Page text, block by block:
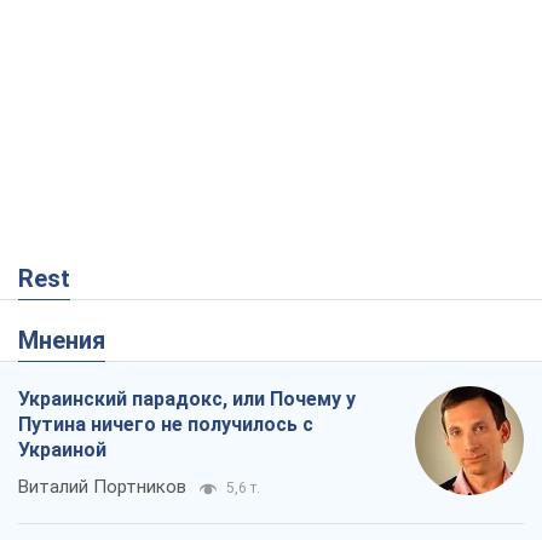
Rest
Мнения
Украинский парадокс, или Почему у
Путина ничего не получилось с
Украиной
Виталий Портников 5,6 т.